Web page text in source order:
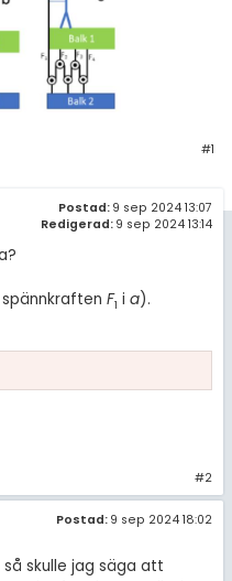
#1
Postad: 9 sep 2024 13:07
Redigerad: 9 sep 2024 13:14
F1 i a).
#2
Postad: 9 sep 2024 18:02
skulle jag säga att
Topplistor
Regler
Om Pluggakuten
Allmänna villkor